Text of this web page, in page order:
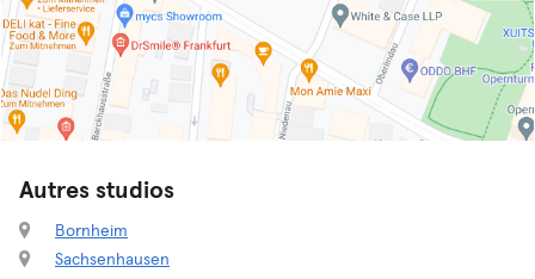
Autres studios
Bornheim
Sachsenhausen